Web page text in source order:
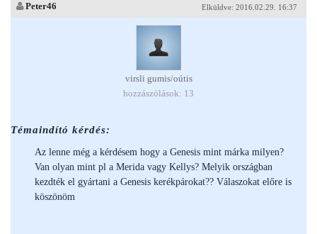
Elküldve: 2016.02.29. 16:37
Peter46
virsli gumis/oútis
hozzászólások: 13
Témaindító kérdés:
Az lenne még a kérdésem hogy a Genesis mint márka milyen?
Van olyan mint pl a Merida vagy Kellys? Melyik országban
kezdték el gyártani a Genesis kerékpárokat?? Válaszokat előre is
köszönöm